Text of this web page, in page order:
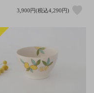
3,900円(税込4,290円)